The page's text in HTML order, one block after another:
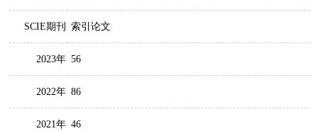
SCIE期刊 索引论文
2023年 56
2022年 86
2021年 46